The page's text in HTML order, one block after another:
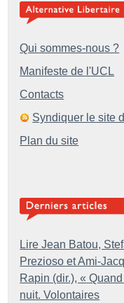
Qui sommes-nous ?
Manifeste de l'UCL
Contacts
Syndiquer le site
Plan du site
Lire Jean Batou,
Prezioso et Ami-
Rapin (dir.), «
nuit. Volontaires